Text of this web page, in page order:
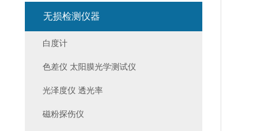
无损检测仪器
白度计
色差仪 太阳膜光学测试仪
光泽度仪 透光率
磁粉探伤仪